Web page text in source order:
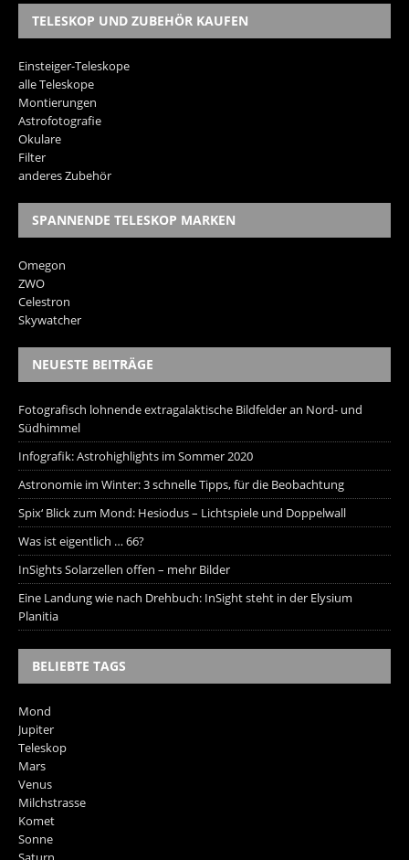
TELESKOP UND ZUBEHÖR KAUFEN
Einsteiger-Teleskope
alle Teleskope
Montierungen
Astrofotografie
Okulare
Filter
anderes Zubehör
SPANNENDE TELESKOP MARKEN
Omegon
ZWO
Celestron
Skywatcher
NEUESTE BEITRÄGE
Fotografisch lohnende extragalaktische Bildfelder an Nord- und
Südhimmel
Infografik: Astrohighlights im Sommer 2020
Astronomie im Winter: 3 schnelle Tipps, für die Beobachtung
Spix‘ Blick zum Mond: Hesiodus – Lichtspiele und Doppelwall
Was ist eigentlich … 66?
InSights Solarzellen offen – mehr Bilder
Eine Landung wie nach Drehbuch: InSight steht in der Elysium
Planitia
BELIEBTE TAGS
Mond
Jupiter
Teleskop
Mars
Venus
Milchstrasse
Komet
Sonne